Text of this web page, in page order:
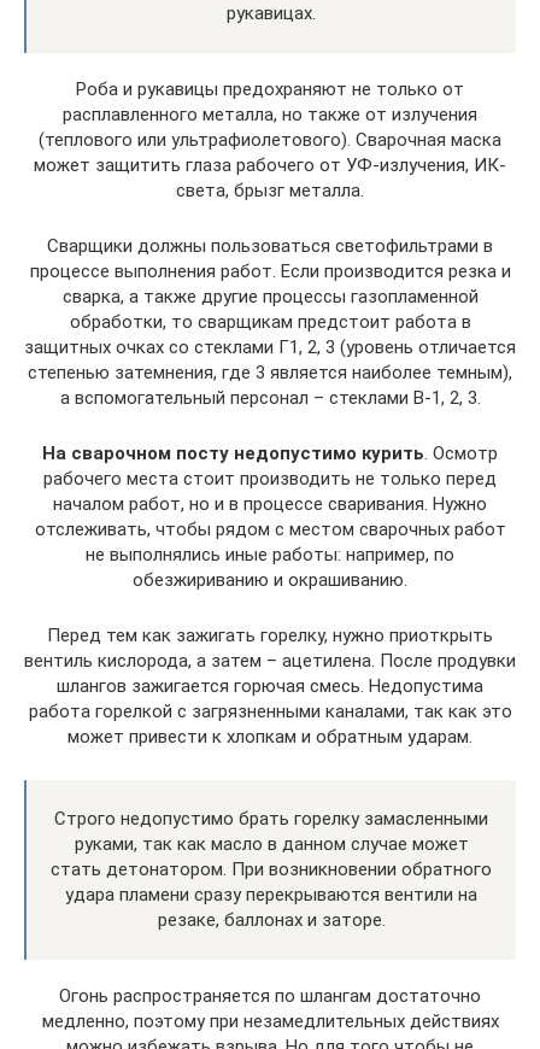
рукавицах.
Роба и рукавицы предохраняют не только от
расплавленного металла, но также от излучения
(теплового или ультрафиолетового). Сварочная маска
может защитить глаза рабочего от УФ-излучения, ИК-
света, брызг металла.
Сварщики должны пользоваться светофильтрами в
процессе выполнения работ. Если производится резка и
сварка, а также другие процессы газопламенной
обработки, то сварщикам предстоит работа в
защитных очках со стеклами Г1, 2, 3 (уровень отличается
степенью затемнения, где 3 является наиболее темным),
а вспомогательный персонал – стеклами В-1, 2, 3.
На сварочном посту недопустимо курить . Осмотр
рабочего места стоит производить не только перед
началом работ, но и в процессе сваривания. Нужно
отслеживать, чтобы рядом с местом сварочных работ
не выполнялись иные работы: например, по
обезжириванию и окрашиванию.
Перед тем как зажигать горелку, нужно приоткрыть
вентиль кислорода, а затем – ацетилена. После продувки
шлангов зажигается горючая смесь. Недопустима
работа горелкой с загрязненными каналами, так как это
может привести к хлопкам и обратным ударам.
Строго недопустимо брать горелку замасленными
руками, так как масло в данном случае может
стать детонатором. При возникновении обратного
удара пламени сразу перекрываются вентили на
резаке, баллонах и заторе.
Огонь распространяется по шлангам достаточно
медленно, поэтому при незамедлительных действиях